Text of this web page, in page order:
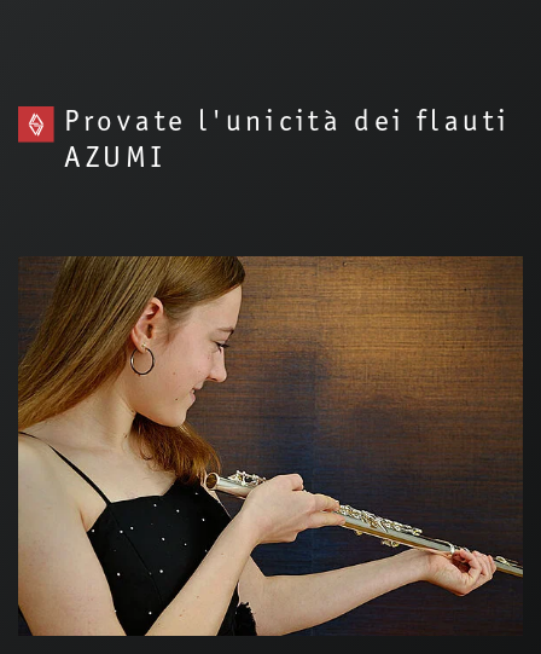
Provate l'unicità dei flauti
AZUMI